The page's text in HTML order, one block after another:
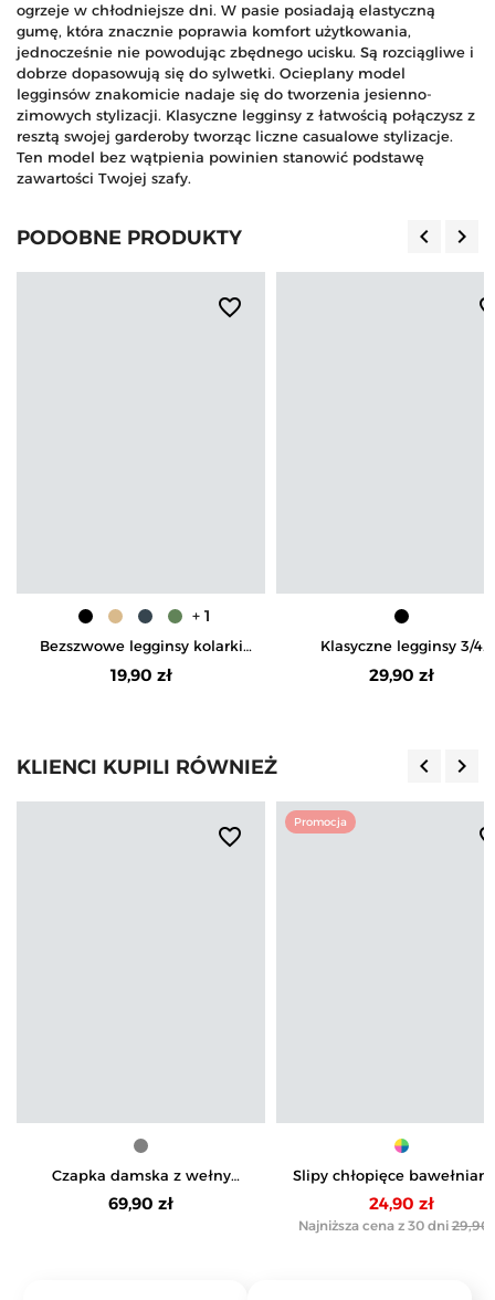
ogrzeje w chłodniejsze dni. W pasie posiadają elastyczną
gumę, która znacznie poprawia komfort użytkowania,
jednocześnie nie powodując zbędnego ucisku. Są rozciągliwe i
dobrze dopasowują się do sylwetki. Ocieplany model
legginsów znakomicie nadaje się do tworzenia jesienno-
zimowych stylizacji. Klasyczne legginsy z łatwością połączysz z
resztą swojej garderoby tworząc liczne casualowe stylizacje.
Ten model bez wątpienia powinien stanowić podstawę
zawartości Twojej szafy.
PODOBNE PRODUKTY keyboard_arrow_left keyboard_arrow_right
favorite_border
Bezszwowe legginsy kolarki
damskie z wysokim stanem w
prążek
19,90 zł
+ 1
Klasyczne legginsy 3/4
damskie plus size peach
29,90 zł
KLIENCI KUPILI RÓWNIEŻ keyboard_arrow_left keyboard_arrow_right
favorite_border
Czapka damska z wełny
merino
69,90 zł
Promocja
Slipy chłopięce
elastanem 3-pak
24,90 zł
Najniższa cena z 30 dni 29,90